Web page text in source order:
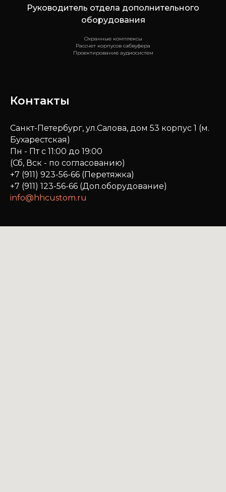
Руководитель отдела дополнительного
оборудования
Охранные комплексы
Рассчет корпусов сабвуфера
Проектирование аудиосистем
Контакты
Санкт-Петербург, ул.Салова, дом 53 корпус 1 (м.
Бухарестская)
Пн - Пт с 11:00 до 19:00
(Сб, Вск - по согласованию)
+7 (911) 923-56-66 (Перетяжка)
+7 (911) 123-56-66 (Доп.оборудование)
info@hhcustom.ru